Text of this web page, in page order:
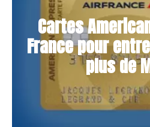
Cartes
France pour
plus de